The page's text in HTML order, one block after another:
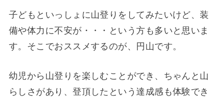
子どもといっしょに山登りをしてみたいけど、装
備や体力に不安が・・・という方も多いと思いま
す。そこでおススメするのが、円山です。
幼児から山登りを楽しむことができ、ちゃんと山
らしさがあり、登頂したという達成感も体験でき